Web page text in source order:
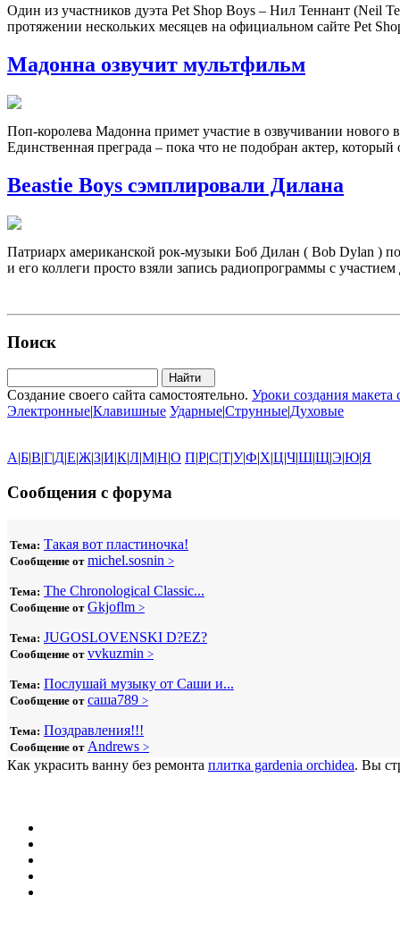
Один из участников дуэта Pet Shop Boys – Нил Теннант (Neil
протяжении нескольких месяцев на официальном сайте Pet
Мадонна озвучит мультфильм
Поп-королева Мадонна примет участие в озвучивании
Единственная преграда – пока что не подобран актер,
Beastie Boys сэмплировали Дилана
Патриарх американской рок-музыки Боб Дилан ( Bob Dylan )
и его коллеги просто взяли запись радиопрограммы с
Поиск
Создание своего сайта самостоятельно. Уроки создания макета
Электронные|Клавишные Ударные|Струнные|Духовые
А|Б|В|Г|Д|Е|Ж|З|И|К|Л|М|Н|О П|Р|С|Т|У|Ф|Х|Ц|Ч|Ш|Щ|Э|Ю|Я
Сообщения с форума
Тема: Такая вот пластиночка!
Сообщение от michel.sosnin >
Тема: The Chronological Classic...
Сообщение от Gkjoflm >
Тема: JUGOSLOVENSKI D?EZ?
Сообщение от vvkuzmin >
Тема: Послушай музыку от Саши и...
Сообщение от саша789 >
Тема: Поздравления!!!
Сообщение от Andrews >
Как украсить ванну без ремонта плитка gardenia orchidea. Вы